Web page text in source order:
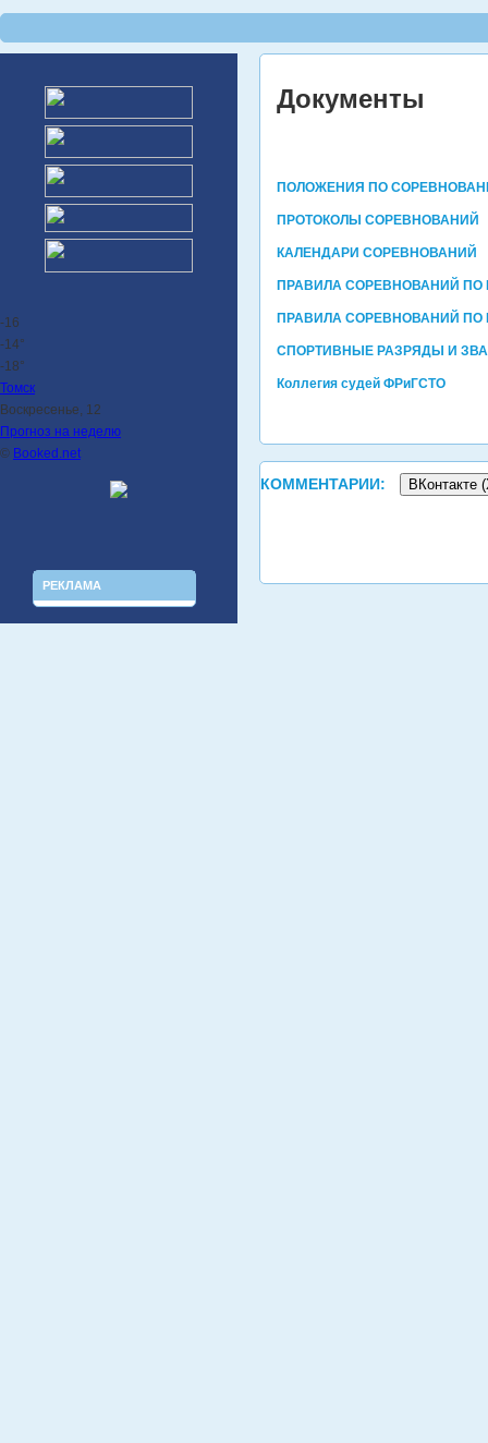
-16
-14°
-18°
Томск
Воскресенье, 12
Прогноз на неделю
© Booked.net
РЕКЛАМА
Документы
ПОЛОЖЕНИЯ ПО
ПРОТОКОЛЫ СОРЕВНОВАНИЙ
КАЛЕНДАРИ СОРЕВНОВАНИЙ
ПРАВИЛА СОРЕВНОВАНИЙ ПО
ПРАВИЛА СОРЕВНОВАНИЙ ПО
СПОРТИВНЫЕ РАЗРЯДЫ И
Коллегия судей ФРиГСТО
КОММЕНТАРИИ: ВКонтакте (